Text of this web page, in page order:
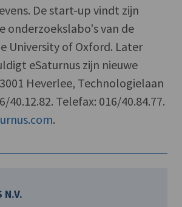
De start-up vindt zijn
onderzoekslabo's van de
University of Oxford. Later
eSaturnus zijn nieuwe
Heverlee, Technologielaan
40.12.82. Telefax: 016/40.84.77.
.
N.V.